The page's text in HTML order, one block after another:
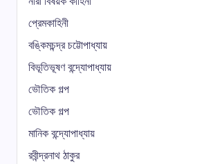
প্রেমকাহিনী
বঙ্কিমচন্দ্র চট্টোপাধ্যায়
বিভূতিভূষণ বন্দ্যোপাধ্যায়
ভৌতিক গল্প
ভৌতিক গল্প
মানিক বন্দ্যোপাধ্যায়
রবীন্দ্রনাথ ঠাকুর